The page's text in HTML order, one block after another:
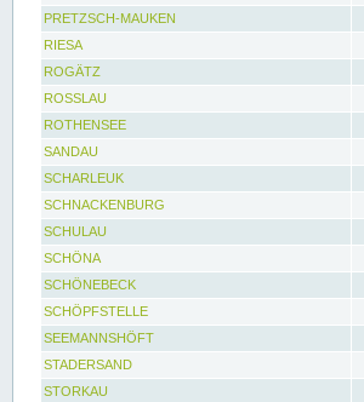
PRETZSCH-MAUKEN
RIESA
ROGÄTZ
ROSSLAU
ROTHENSEE
SANDAU
SCHARLEUK
SCHNACKENBURG
SCHULAU
SCHÖNA
SCHÖNEBECK
SCHÖPFSTELLE
SEEMANNSHÖFT
STADERSAND
STORKAU